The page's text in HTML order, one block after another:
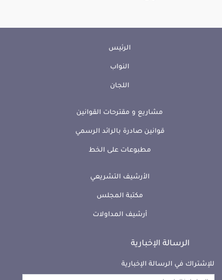
الرئيس
النواب
اللجان
مشاريع و مقترحات القوانين
قوانين صادرة بالرائد الرسمي
مطبوعات على الخط
الأرشيف التشريعي
مكتبة المجلس
أرشيف المداولات
الرسالة الإخبارية
للإشتراك في الرسالة الإخبارية